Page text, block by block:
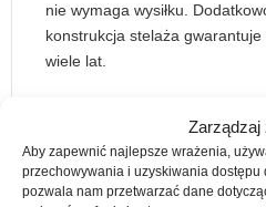
Zarządzaj
Aby zapewnić najlepsze wrażenia,
przechowywania i uzyskiwania
pozwala nam przetwarzać dane
nie wymaga wysiłku.
konstrukcja stelaża
wiele lat.
Dzięki przestronnej